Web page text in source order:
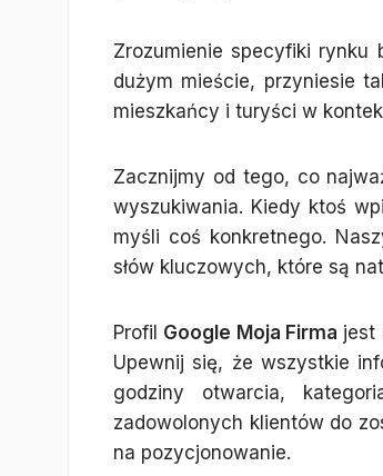
Zrozumienie specyfiki rynku
dużym mieście, przyniesie
mieszkańcy i turyści w
Zacznijmy od tego, co
wyszukiwania. Kiedy ktoś
myśli coś konkretnego.
słów kluczowych, które są
Profil Google Moja Firma jest
Upewnij się, że wszystkie
godziny otwarcia,
zadowolonych klientów do
na pozycjonowanie.